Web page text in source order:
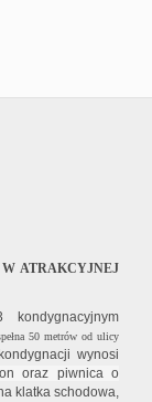
ATRAKCYJNEJ
50 metrów od ulicy
wynosi
oraz piwnica o
klatka schodowa,